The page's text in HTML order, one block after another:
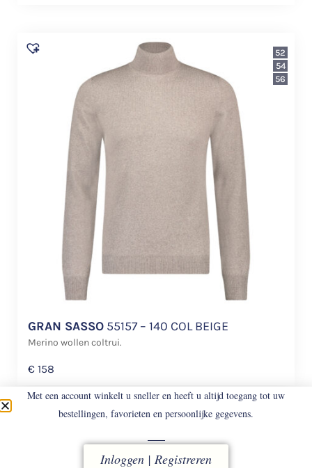
GRAN SASSO 55157 – 140 COL BEIGE
Merino wollen coltrui.
€ 158
52
54
56
Met een account winkelt u sneller en heeft u altijd toegang tot uw
bestellingen, favorieten en persoonlijke gegevens.
Inloggen | Registreren